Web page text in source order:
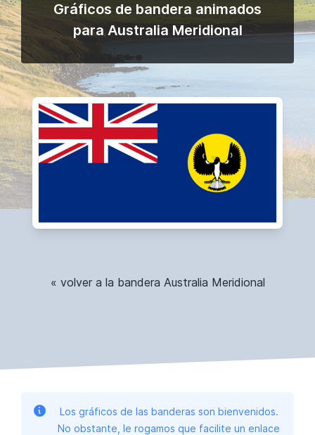
Gráficos de bandera animados
para Australia Meridional
« volver a la bandera Australia Meridional
Los gráficos de las banderas son bienvenidos.
No obstante, le rogamos que facilite un enlace